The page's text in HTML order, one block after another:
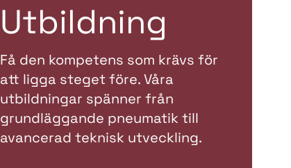
Utbildning
Få den kompetens som krävs för
att ligga steget före. Våra
utbildningar spänner från
grundläggande pneumatik till
avancerad teknisk utveckling.